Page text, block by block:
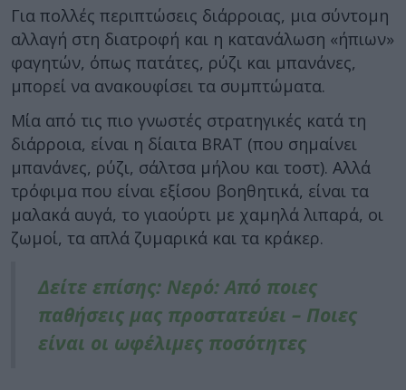
Για πολλές περιπτώσεις διάρροιας, μια σύντομη
αλλαγή στη διατροφή και η κατανάλωση «ήπιων»
φαγητών, όπως πατάτες, ρύζι και μπανάνες,
μπορεί να ανακουφίσει τα συμπτώματα.
Μία από τις πιο γνωστές στρατηγικές κατά τη
διάρροια, είναι η δίαιτα BRAT (που σημαίνει
μπανάνες, ρύζι, σάλτσα μήλου και τοστ). Αλλά
τρόφιμα που είναι εξίσου βοηθητικά, είναι τα
μαλακά αυγά, το γιαούρτι με χαμηλά λιπαρά, οι
ζωμοί, τα απλά ζυμαρικά και τα κράκερ.
Δείτε επίσης: Νερό: Από ποιες
παθήσεις μας προστατεύει – Ποιες
είναι οι ωφέλιμες ποσότητες